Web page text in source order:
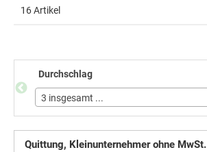
16 Artikel
Durchschlag
3 insgesamt ...
Quittung, Kleinunternehmer ohne MwSt.